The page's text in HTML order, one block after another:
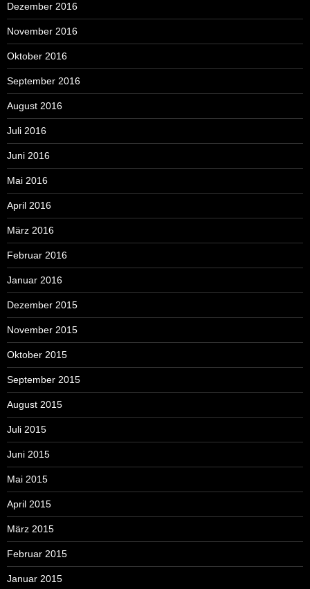
Dezember 2016
November 2016
Oktober 2016
September 2016
August 2016
Juli 2016
Juni 2016
Mai 2016
April 2016
März 2016
Februar 2016
Januar 2016
Dezember 2015
November 2015
Oktober 2015
September 2015
August 2015
Juli 2015
Juni 2015
Mai 2015
April 2015
März 2015
Februar 2015
Januar 2015